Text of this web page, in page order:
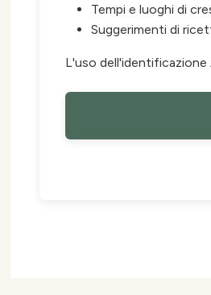
Tempi e luoghi di
Suggerimenti di
L'uso